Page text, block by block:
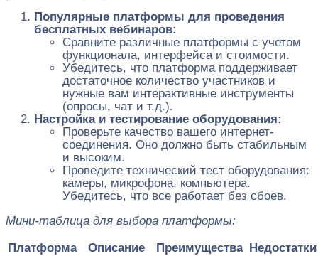
Популярные платформы для проведения
бесплатных вебинаров:
Сравните различные платформы с учетом
функционала, интерфейса и стоимости.
Убедитесь, что платформа поддерживает
достаточное количество участников и
нужные вам интерактивные инструменты
(опросы, чат и т.д.).
Настройка и тестирование оборудования:
Проверьте качество вашего интернет-
соединения. Оно должно быть стабильным
и высоким.
Проведите технический тест оборудования:
камеры, микрофона, компьютера.
Убедитесь, что все работает без сбоев.
Мини-таблица для выбора платформы:
Платформа
Описание Преимущества Недостатки